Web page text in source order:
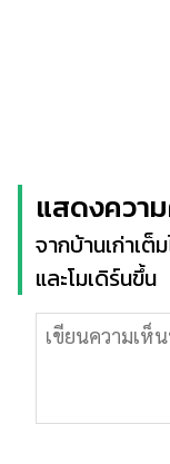
แสดงควา
จากบ้านเก่าเต็
และโมเดิร์นขึ้น